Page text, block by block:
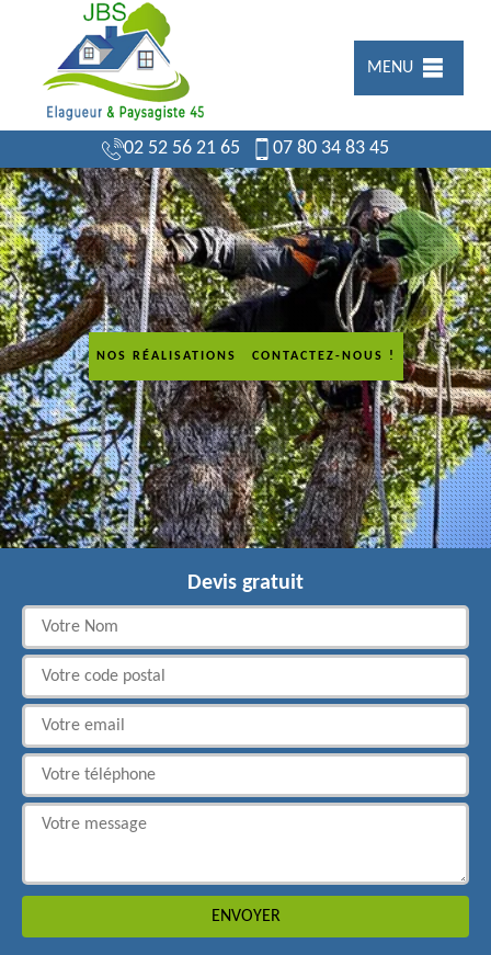
MENU
02 52 56 21 65 07 80 34 83 45
NOS RÉALISATIONS CONTACTEZ-NOUS !
Devis gratuit